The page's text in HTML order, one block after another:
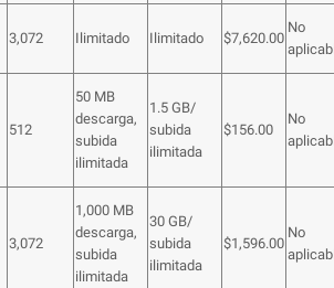
3,072 Ilimitado Ilimitado $7,620.00
No
512
50 MB
descarga,
subida
ilimitada
1.5 GB/
subida
ilimitada
$156.00
No
3,072
1,000 MB
descarga,
subida
ilimitada
30 GB/
subida
ilimitada
$1,596.00
No